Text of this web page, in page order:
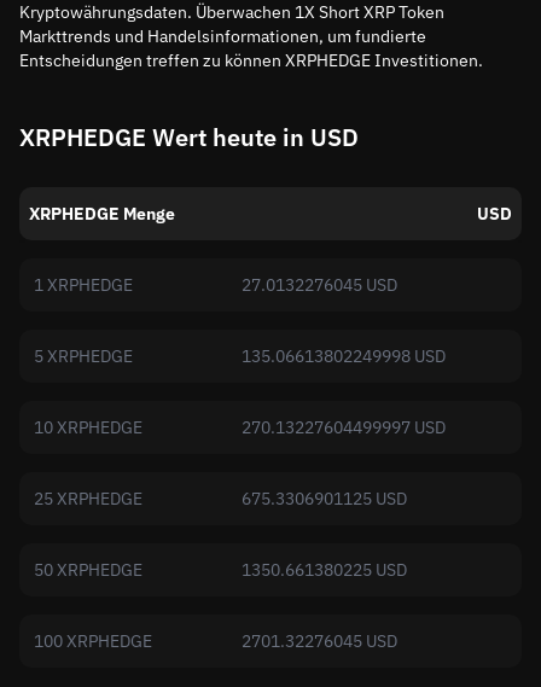
Kryptowährungsdaten. Überwachen 1X Short XRP Token
Markttrends und Handelsinformationen, um fundierte
Entscheidungen treffen zu können XRPHEDGE Investitionen.
XRPHEDGE Wert heute in USD
XRPHEDGE Menge USD
1 XRPHEDGE 27.0132276045 USD
5 XRPHEDGE 135.06613802249998 USD
10 XRPHEDGE 270.13227604499997 USD
25 XRPHEDGE 675.3306901125 USD
50 XRPHEDGE 1350.661380225 USD
100 XRPHEDGE 2701.32276045 USD